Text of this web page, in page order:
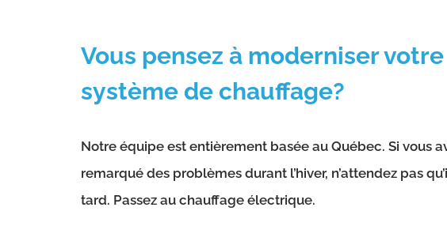
Vous pensez à moderniser votre
système de chauffage?
Notre équipe est entièrement basée au Québec. Si vous
remarqué des problèmes durant l’hiver, n’attendez pas
tard. Passez au chauffage électrique.